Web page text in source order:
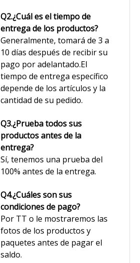
Q2.¿Cuál es el tiempo de
entrega de los productos?
Generalmente, tomará de 3 a
10 días después de recibir su
pago por adelantado.El
tiempo de entrega específico
depende de los artículos y la
cantidad de su pedido.
Q3.¿Prueba todos sus
productos antes de la
entrega?
Sí, tenemos una prueba del
100% antes de la entrega.
Q4.¿Cuáles son sus
condiciones de pago?
Por TT o le mostraremos las
fotos de los productos y
paquetes antes de pagar el
saldo.